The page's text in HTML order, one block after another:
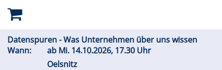
Datenspuren - Was Unternehmen über uns wissen
Wann:
ab Mi. 14.10.2026, 17.30 Uhr
Oelsnitz